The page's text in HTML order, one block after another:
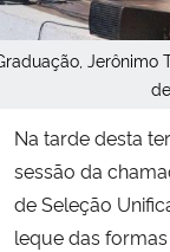
Gabinete de Segurança
Banco Central do Brasil
Planalto
Jerônimo
Na tarde desta
sessão da
de Seleção
leque das